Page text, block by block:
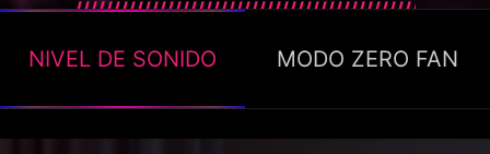
NIVEL DE SONIDO MODO ZERO FAN